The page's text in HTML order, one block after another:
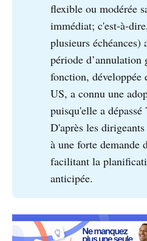
flexible ou modérée
immédiat; c'est-à-
plusieurs
période d’annulation
fonction, développée
US, a connu une
puisqu'elle a
D'après les
à une forte
facilitant la
anticipée.